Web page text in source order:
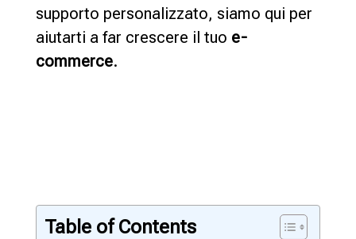
supporto personalizzato, siamo qui per
aiutarti a far crescere il tuo e-
commerce.
Table of Contents